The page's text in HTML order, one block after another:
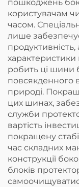
пошкоджень
користувачам
часом.
лише
характеристики
робить ці шини
повсякденного
природі.
цих шинах,
служби
вартість
покращену
час складних
конструкції
блоків